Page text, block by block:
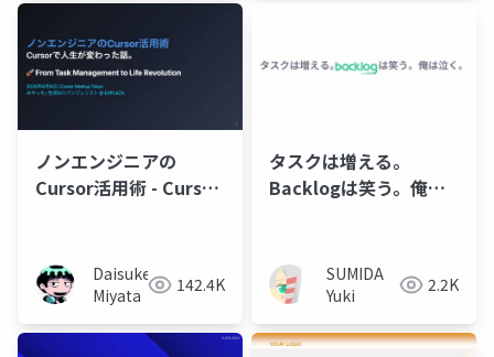
ノンエンジニアの
Cursor活用術 - Cursor
Daisuke
Miyata
142.4K
タスクは増える。
Backlogは笑う。俺は
SUMIDA
Yuki
2.2K